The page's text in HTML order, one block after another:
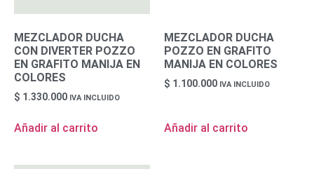
MEZCLADOR DUCHA
CON DIVERTER POZZO
EN GRAFITO MANIJA EN
COLORES
$ 1.330.000 IVA INCLUIDO
Añadir al carrito
MEZCLADOR DUCHA
POZZO EN GRAFITO
MANIJA EN COLORES
$ 1.100.000 IVA INCLUIDO
Añadir al carrito